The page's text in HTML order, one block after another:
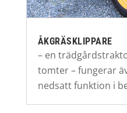
ÅKGRÄSKLIPPARE
– en
tomter – fungerar
nedsatt funktion i